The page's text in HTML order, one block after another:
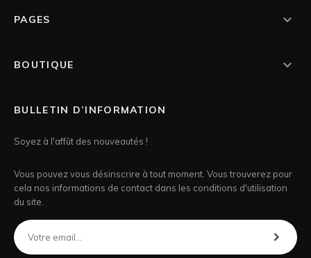
PAGES 
BOUTIQUE 
BULLETIN D’INFORMATION
Soyez à l'affût des nouveautés !
Vous pouvez vous désinscrire à tout moment. Vous trouverez pour
cela nos informations de contact dans les conditions d'utilisation
du site.